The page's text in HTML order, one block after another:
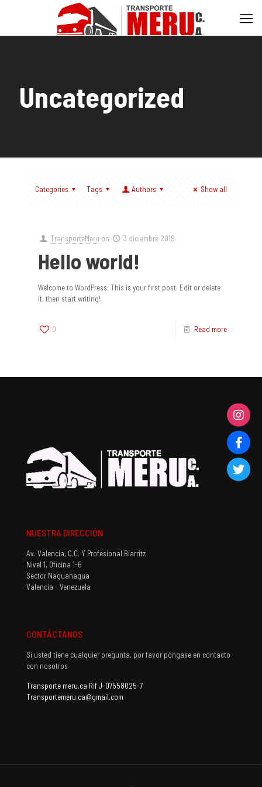
Uncategorized
Categories Tags Authors Show all
TransporteMeru on 3 diciembre 2019
Hello world!
Welcome to WordPress. This is your first post. Edit or delete
it, then start writing!
0 Read more
NUESTRA DIRECCIÓN
Av. Valencia, C.C. Y Profesional Biarritz
Nivel 1, Oficina 1-6
Sector Naguanagua
Valencia - Venezuela
CONTÁCTANOS
Si usted tiene cualquier pregunta, por favor póngase en contacto
con nosotros
Transporte meru.ca Rif J-07558025-7
Transportemeru.ca@gmail.com